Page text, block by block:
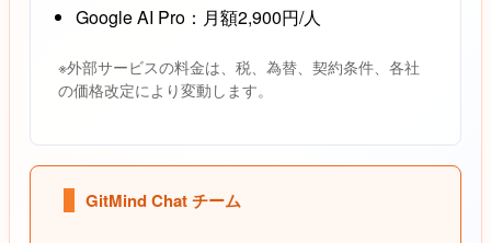
Google AI Pro：月額2,900円/人
※外部サービスの料金は、税、為替、契約条件、各社
の価格改定により変動します。
GitMind Chat チーム